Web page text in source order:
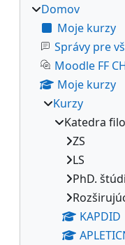
Domov
Moje kurzy
Správy pre
Moodle FF
Moje kurzy
Kurzy
Katedra
ZS
LS
PhD.
KAPDID